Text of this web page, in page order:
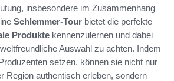
insbesondere im Zusammenhang
Schlemmer-Tour bietet die perfekte
Produkte kennenzulernen und dabei
Auswahl zu achten. Indem
setzen, können sie nicht nur
Region authentisch erleben, sondern